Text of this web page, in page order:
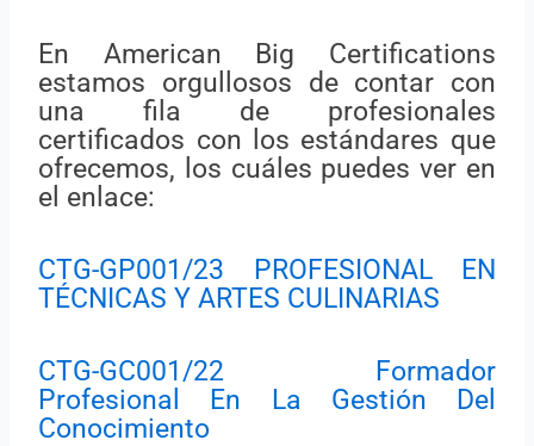
En American Big Certifications
estamos orgullosos de contar con
una fila de profesionales
certificados con los estándares que
ofrecemos, los cuáles puedes ver en
el enlace:
CTG-GP001/23 PROFESIONAL EN
TÉCNICAS Y ARTES CULINARIAS
CTG-GC001/22 Formador
Profesional En La Gestión Del
Conocimiento